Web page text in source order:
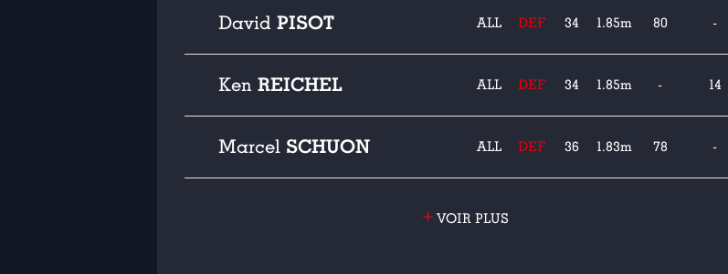
David PISOT ALL DEF 34 1.85m 80 -
Ken REICHEL ALL DEF 34 1.85m - 14
Marcel SCHUON ALL DEF 36 1.83m 78 -
+VOIR PLUS